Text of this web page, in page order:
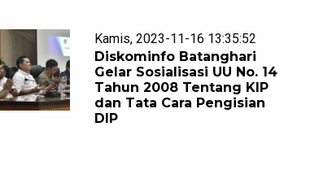
Kamis, 2023-11-16 13:35:52
Diskominfo Batanghari
Gelar Sosialisasi UU No. 14
Tahun 2008 Tentang KIP
dan Tata Cara Pengisian
DIP